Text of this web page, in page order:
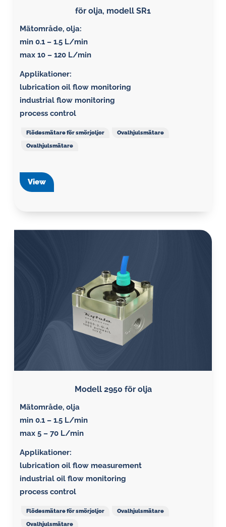
för olja, modell SR1
Mätområde, olja:
min 0.1 – 1.5 L/min
max 10 – 120 L/min
Applikationer:
lubrication oil flow monitoring
industrial flow monitoring
process control
Flödesmätare för smörjoljor
Ovalhjulsmätare
Ovalhjulsmätare
View
Modell 2950 för olja
Mätområde, olja
min 0.1 – 1.5 L/min
max 5 – 70 L/min
Applikationer:
lubrication oil flow measurement
industrial oil flow monitoring
process control
Flödesmätare för smörjoljor
Ovalhjulsmätare
Ovalhjulsmätare